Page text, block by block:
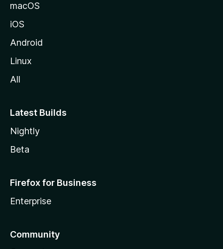
macOS
iOS
Android
Linux
All
Latest Builds
Nightly
Beta
Firefox for Business
Enterprise
Community